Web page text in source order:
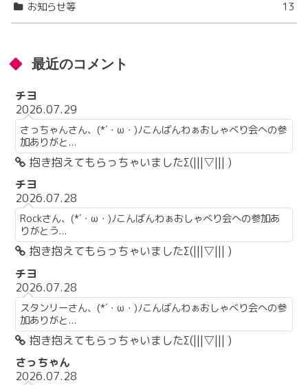
お知らせ等 13
最近のコメント
チヨ
2026.07.29
さっちゃんさん、(*´・ω・)ﾉこんばんわぁおしゃべり会への参
加ありがと...
抱き抱えてもらっちゃいましたΣ(|||▽||| )
チヨ
2026.07.28
Rockさん、(*´・ω・)ﾉこんばんわぁおしゃべり会への参加あ
りがとう...
抱き抱えてもらっちゃいましたΣ(|||▽||| )
チヨ
2026.07.28
スタンリーさん、(*´・ω・)ﾉこんばんわぁおしゃべり会への参
加ありがと...
抱き抱えてもらっちゃいましたΣ(|||▽||| )
さっちゃん
2026.07.28